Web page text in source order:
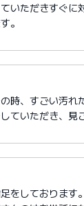
いただきすぐに
。
時、すごい汚
ていただき、
をしております。